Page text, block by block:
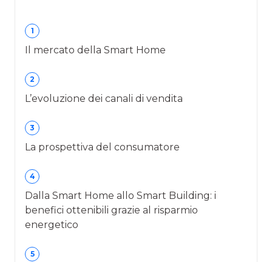
1
Il mercato della Smart Home
2
L’evoluzione dei canali di vendita
3
La prospettiva del consumatore
4
Dalla Smart Home allo Smart Building: i
benefici ottenibili grazie al risparmio
energetico
5